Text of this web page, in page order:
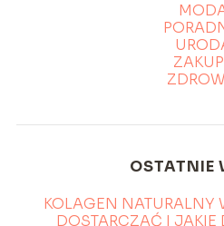
OSTATNIE
KOLAGEN NATURALNY
DOSTARCZAĆ I JAKIE